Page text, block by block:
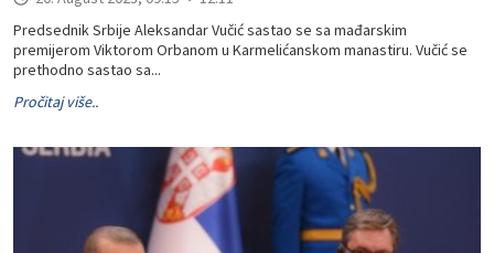
Predsednik Srbije Aleksandar Vučić sastao se sa mađarskim
premijerom Viktorom Orbanom u Karmelićanskom manastiru. Vučić se
prethodno sastao sa...
Pročitaj više..